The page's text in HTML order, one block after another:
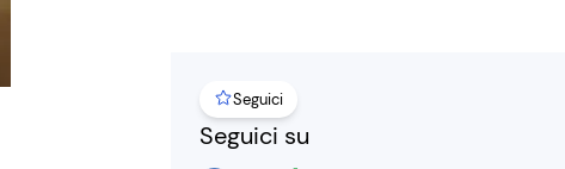
Seguici
Seguici su